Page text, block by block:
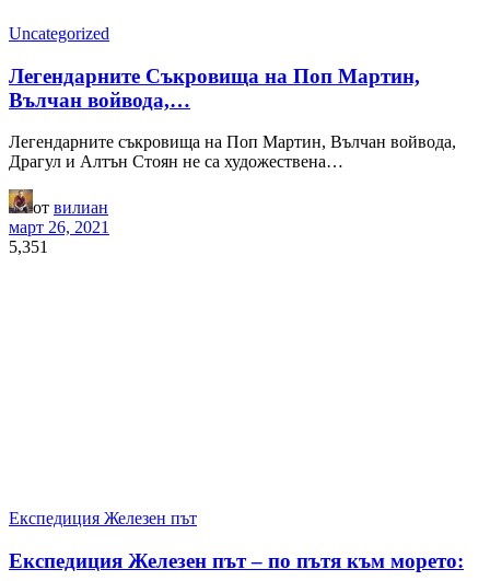
Uncategorized
Легендарните Съкровища на Поп Мартин,
Вълчан войвода,…
Легендарните съкровища на Поп Мартин, Вълчан войвода,
Драгул и Алтън Стоян не са художествена…
от вилиан
март 26, 2021
5,351
Експедиция Железен път
Експедиция Железен път – по пътя към морето: